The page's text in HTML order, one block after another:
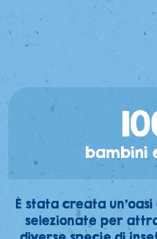
bambini
È stata creata
selezionate per